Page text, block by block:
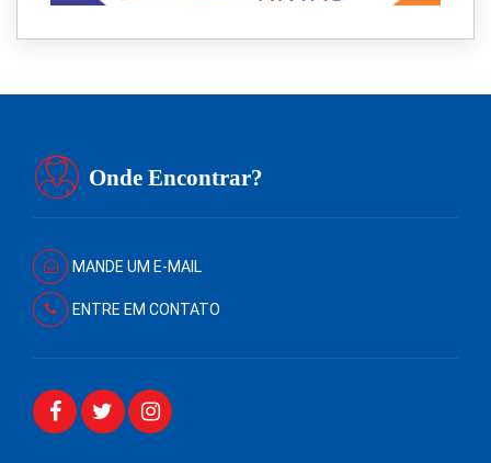
Onde Encontrar?
MANDE UM E-MAIL
ENTRE EM CONTATO